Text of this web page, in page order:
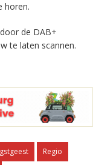
horen.
de DAB+
te laten scannen.
Regio